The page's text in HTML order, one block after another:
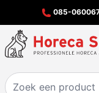
085-